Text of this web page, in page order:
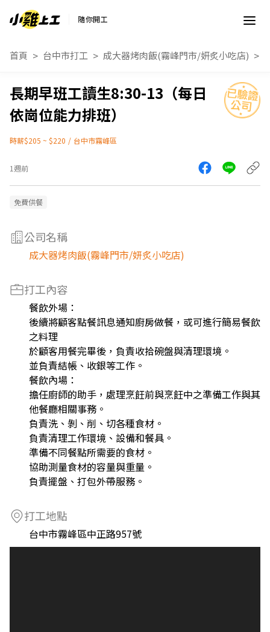
隨你開工
首頁 台中市打工 成大器烤肉飯(霧峰門市/妍炙小吃店)
長期早班工讀生8:30-13（每日
依崗位能力排班）
時薪$205 ~ $220 / 台中市霧峰區
1週前
免費供餐
公司名稱
成大器烤肉飯(霧峰門市/妍炙小吃店)
打工內容
餐飲外場：
後續將顧客點餐訊息通知廚房做餐，或可進行簡易餐飲
之料理
於顧客用餐完畢後，負責收拾碗盤與清理環境。
並負責結帳、收銀等工作。
餐飲內場：
擔任廚師的助手，處理烹飪前與烹飪中之準備工作與其
他餐廳相關事務。
負責洗、剝、削、切各種食材。
負責清理工作環境、設備和餐具。
準備不同餐點所需要的食材。
協助測量食材的容量與重量。
負責擺盤、打包外帶服務。
打工地點
台中市霧峰區中正路957號